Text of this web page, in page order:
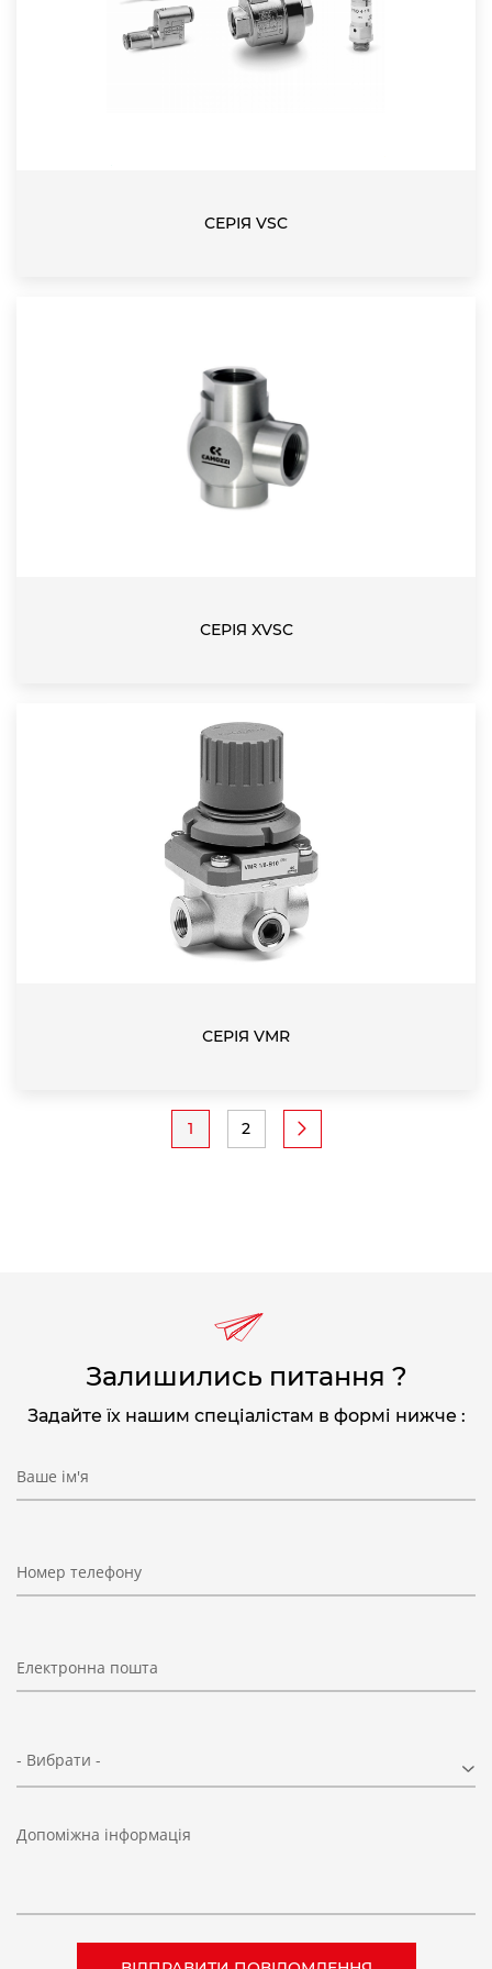
СЕРІЯ VSC
СЕРІЯ XVSC
СЕРІЯ VMR
Current
1 Page
2
Залишились питання ?
Задайте їх нашим спеціалістам в формі нижче :
Ваше ім'я
Номер телефону
Електронна пошта
- Вибрати -
Допоміжна інформація